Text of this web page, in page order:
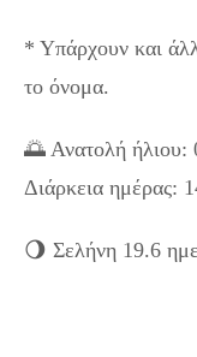
* Υπάρχουν και
το όνομα.
🌅 Ανατολή
Διάρκεια ημέρας:
🌖 Σελήνη 19.6